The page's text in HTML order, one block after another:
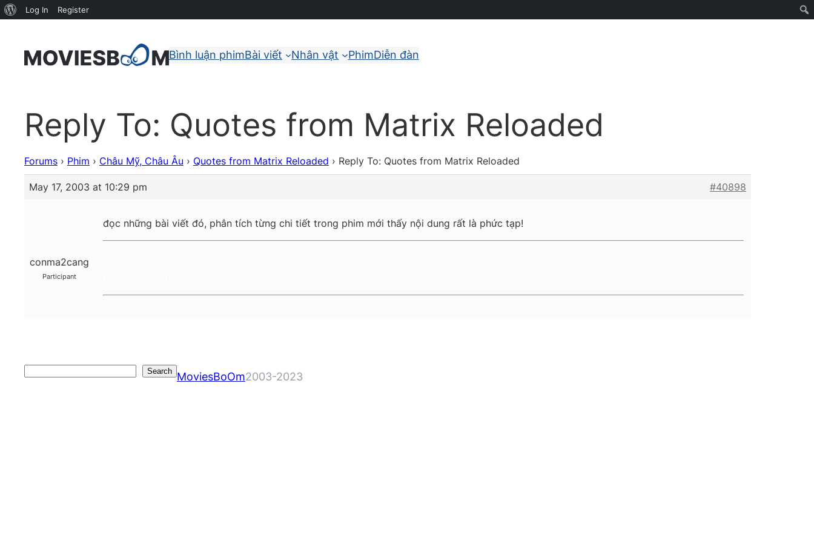
Bình luận phimBài viết Nhân vật PhimDiễn đàn
Reply To: Quotes from Matrix Reloaded
Forums › Phim › Châu Mỹ, Châu Âu › Quotes from Matrix Reloaded › Reply To: Quotes from Matrix Reloaded
May 17, 2003 at 10:29 pm #40898
conma2cang
Participant
đọc những bài viết đó, phân tích từng chi tiết trong phim mới thấy nội dung rất là phức tạp!
Search MoviesBoOm2003-2023
About
Log In Register